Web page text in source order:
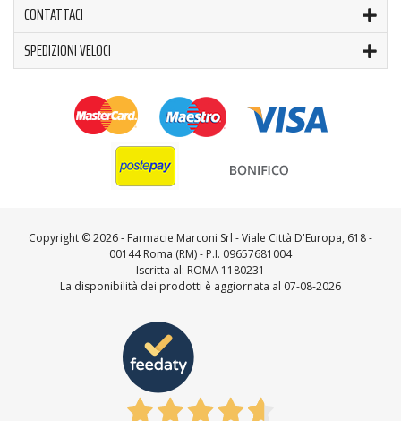
CONTATTACI
SPEDIZIONI VELOCI
Copyright ©2026 - Farmacie Marconi Srl - Viale Città D'Europa, 618 -
00144 Roma (RM) - P.I. 09657681004
Iscritta al: ROMA 1180231
La disponibilità dei prodotti è aggiornata al 07-08-2026